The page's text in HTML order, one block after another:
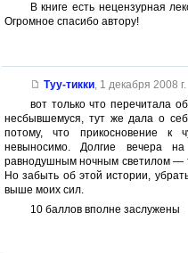
В книге есть нецензурная
Огромное спасибо автору!
Туу-тикки, 1 декабря 2008 г.
вот только что перечитала
несбывшемуся, тут же дала о
потому, что прикосновение к
невыносимо. Долгие вечера
равнодушным ночным светилом —
Но забыть об этой истории,
выше моих сил.
10 баллов вполне заслужены